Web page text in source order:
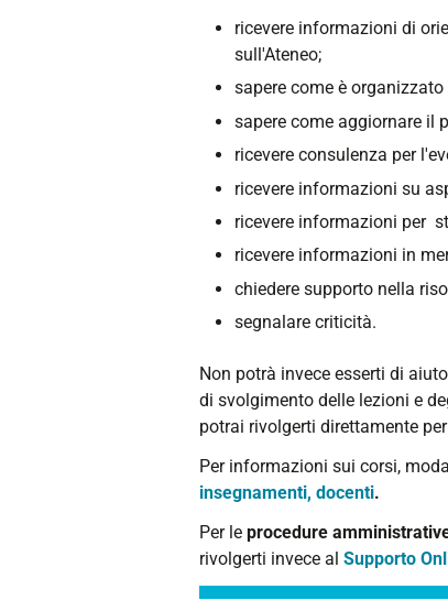
ricevere informazioni di
sull'Ateneo;
sapere come è
sapere come aggiornare il
ricevere consulenza per
ricevere informazioni su
ricevere informazioni per
ricevere informazioni in
chiedere supporto nella
segnalare criticità.
Non potrà invece esserti di
di svolgimento delle lezioni e
potrai rivolgerti
Per informazioni sui corsi,
insegnamenti, docenti.
Per le procedure
rivolgerti invece al Supporto